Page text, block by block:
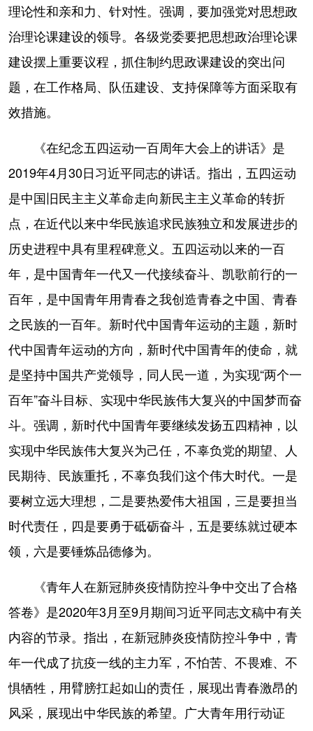
理论性和亲和力、针对性。强调，要加强党对思想政
治理论课建设的领导。各级党委要把思想政治理论课
建设摆上重要议程，抓住制约思政课建设的突出问
题，在工作格局、队伍建设、支持保障等方面采取有
效措施。
《在纪念五四运动一百周年大会上的讲话》是
2019年4月30日习近平同志的讲话。指出，五四运动
是中国旧民主主义革命走向新民主主义革命的转折
点，在近代以来中华民族追求民族独立和发展进步的
历史进程中具有里程碑意义。五四运动以来的一百
年，是中国青年一代又一代接续奋斗、凯歌前行的一
百年，是中国青年用青春之我创造青春之中国、青春
之民族的一百年。新时代中国青年运动的主题，新时
代中国青年运动的方向，新时代中国青年的使命，就
是坚持中国共产党领导，同人民一道，为实现“两个一
百年”奋斗目标、实现中华民族伟大复兴的中国梦而奋
斗。强调，新时代中国青年要继续发扬五四精神，以
实现中华民族伟大复兴为己任，不辜负党的期望、人
民期待、民族重托，不辜负我们这个伟大时代。一是
要树立远大理想，二是要热爱伟大祖国，三是要担当
时代责任，四是要勇于砥砺奋斗，五是要练就过硬本
领，六是要锤炼品德修为。
《青年人在新冠肺炎疫情防控斗争中交出了合格
答卷》是2020年3月至9月期间习近平同志文稿中有关
内容的节录。指出，在新冠肺炎疫情防控斗争中，青
年一代成了抗疫一线的主力军，不怕苦、不畏难、不
惧牺牲，用臂膀扛起如山的责任，展现出青春激昂的
风采，展现出中华民族的希望。广大青年用行动证